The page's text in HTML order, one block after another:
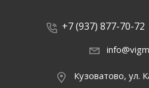
+7 (937) 877-70-72
Кузоватово, ул.